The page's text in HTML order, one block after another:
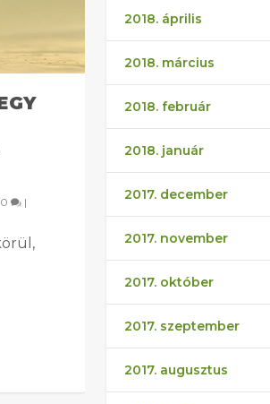
0 |
2018. április
2018. március
2018. február
2018. január
2017. december
2017. november
2017. október
2017. szeptember
2017. augusztus